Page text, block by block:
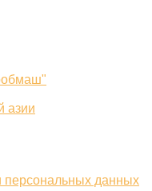
азии
персональных данных